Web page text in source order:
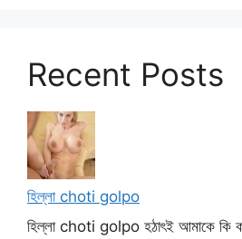
Recent Posts
হিল্লা choti golpo
হিল্লা choti golpo হঠাৎই আমাকে কি